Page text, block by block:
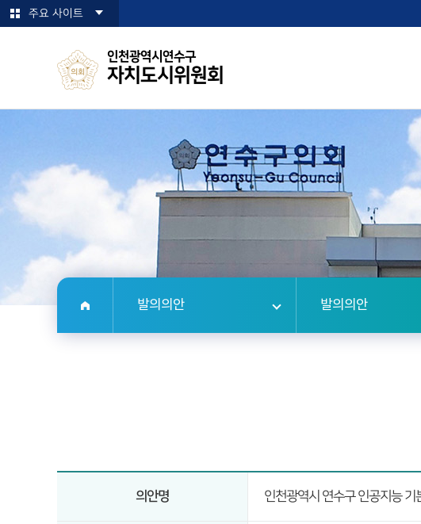
본문바로가기
주요 사이트
인천광역시연수구
자치도시위원회
발의의안 발의의안
의안명 인천광역시 연수구 인공지능 기